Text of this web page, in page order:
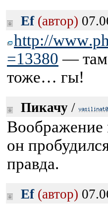
Ef (автор)
http://www
=13380 — там
тоже… гы!
Пикачу /
он
правда.
Ef (автор)